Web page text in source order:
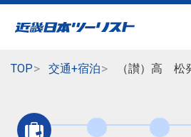
TOP 交通+宿泊 （讃）高 松